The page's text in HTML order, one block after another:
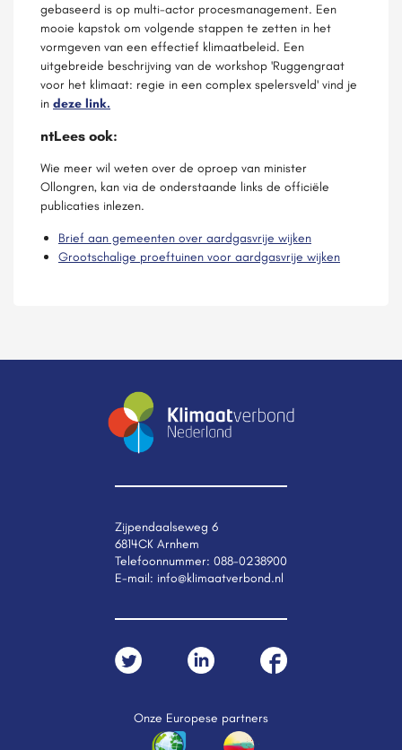
gebaseerd is op multi-actor procesmanagement. Een
mooie kapstok om volgende stappen te zetten in het
vormgeven van een effectief klimaatbeleid. Een
uitgebreide beschrijving van de workshop 'Ruggengraat
voor het klimaat: regie in een complex spelersveld' vind je
in deze link.
ntLees ook:
Wie meer wil weten over de oproep van minister
Ollongren, kan via de onderstaande links de officiële
publicaties inlezen.
Brief aan gemeenten over aardgasvrije wijken
Grootschalige proeftuinen voor aardgasvrije wijken
Zijpendaalseweg 6
6814CK Arnhem
Telefoonnummer: 088-0238900
E-mail: info@klimaatverbond.nl
Onze Europese partners